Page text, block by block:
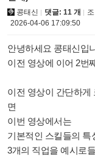
콩태신 댓글: 11 개
2026-04-06 17:09:50
안녕하세요 콩태신입
이전 영상에 이어 2번
이전 영상이 간단하게
면
이번 영상에서는
기본적인 스킬들의 특
3개의 직업을 예시로